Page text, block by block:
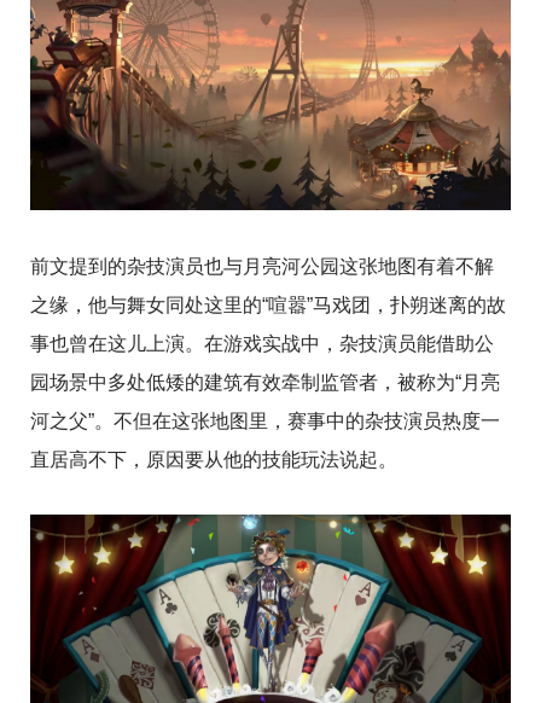
前文提到的杂技演员也与月亮河公园这张地图有着不解
之缘，他与舞女同处这里的“喧嚣”马戏团，扑朔迷离的故
事也曾在这儿上演。在游戏实战中，杂技演员能借助公
园场景中多处低矮的建筑有效牵制监管者，被称为“月亮
河之父”。不但在这张地图里，赛事中的杂技演员热度一
直居高不下，原因要从他的技能玩法说起。